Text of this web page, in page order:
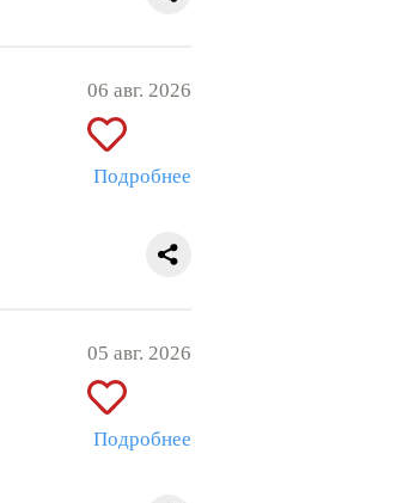
06 авг. 2026
Подробнее
05 авг. 2026
Подробнее